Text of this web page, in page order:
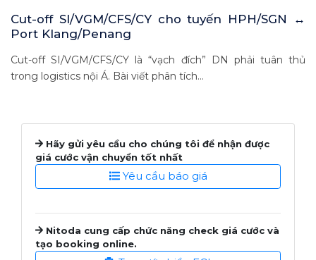
Cut-off SI/VGM/CFS/CY cho tuyến HPH/SGN ↔
Port Klang/Penang
Cut-off SI/VGM/CFS/CY là “vạch đích” DN phải tuân thủ
trong logistics nội Á. Bài viết phân tích...
Hãy gửi yêu cầu cho chúng tôi để nhận được
giá cước vận chuyển tốt nhất
Yêu cầu báo giá
Nitoda cung cấp chức năng check giá cước và
tạo booking online.